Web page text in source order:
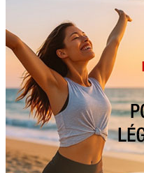
3 4
temps passe
le 03/04/2008 à 13:11
deja que mon beau papa nous a
si je pense a toi chaque jour tu